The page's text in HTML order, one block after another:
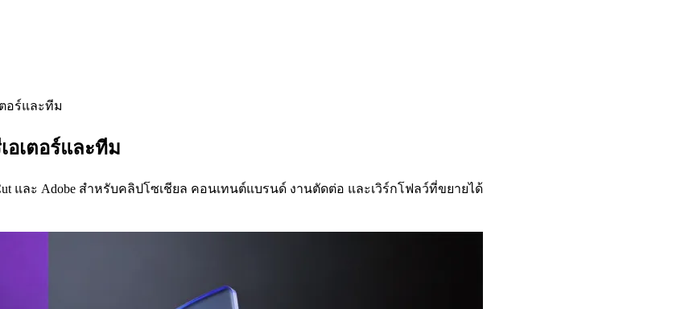
ตอร์และทีม
อเตอร์และทีม
และ Adobe สำหรับคลิปโซเชียล คอนเทนต์แบรนด์ งานตัดต่อ และเวิร์กโฟลว์ที่ขยายได้